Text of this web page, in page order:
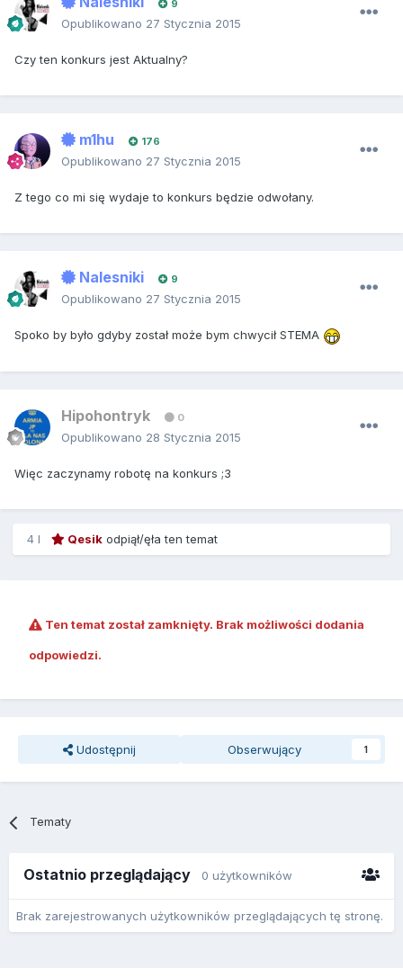
9
Opublikowano 27 Stycznia 2015
Czy ten konkurs jest Aktualny?
m1hu 176
Opublikowano 27 Stycznia 2015
Z tego co mi się wydaje to konkurs będzie odwołany.
Nalesniki 9
Opublikowano 27 Stycznia 2015
Spoko by było gdyby został może bym chwycił STEMA
Hipohontryk 0
Opublikowano 28 Stycznia 2015
Więc zaczynamy robotę na konkurs ;3
4 l Qesik odpiął/ęła ten temat
Ten temat został zamknięty. Brak możliwości dodania
odpowiedzi.
Udostępnij Obserwujący 1
Tematy
Ostatnio przeglądający 0 użytkowników
Brak zarejestrowanych użytkowników przeglądających tę stronę.